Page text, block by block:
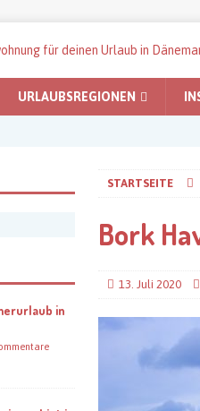
URLAUBSREGIONEN
STARTSEITE
Bork
13. Juli 2020
in